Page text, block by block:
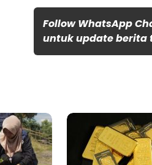
Follow WhatsApp
untuk update berita